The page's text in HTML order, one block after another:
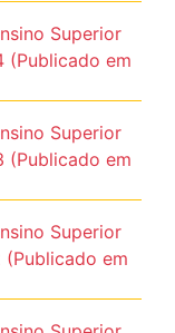
Superior
(Publicado em
Superior
(Publicado em
Superior
(Publicado em